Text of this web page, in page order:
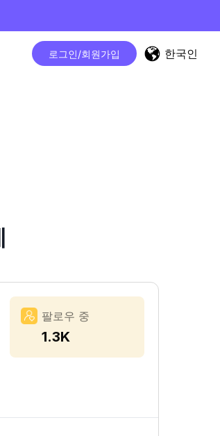
로그인/회원가입 한국인
팔로우 중
1.3K